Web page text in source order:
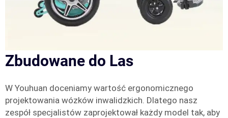
Zbudowane do Las
W Youhuan doceniamy wartość ergonomicznego
projektowania wózków inwalidzkich. Dlatego nasz
zespół specjalistów zaprojektował każdy model tak, aby